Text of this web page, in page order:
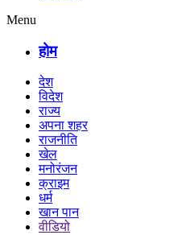
Menu
होम
देश
विदेश
राज्य
अपना शहर
राजनीति
खेल
मनोरंजन
क्राइम
धर्म
खान पान
वीडियो